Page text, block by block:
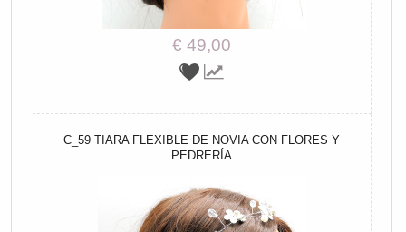
€ 49,00
C_59 TIARA FLEXIBLE DE NOVIA CON FLORES Y
PEDRERÍA